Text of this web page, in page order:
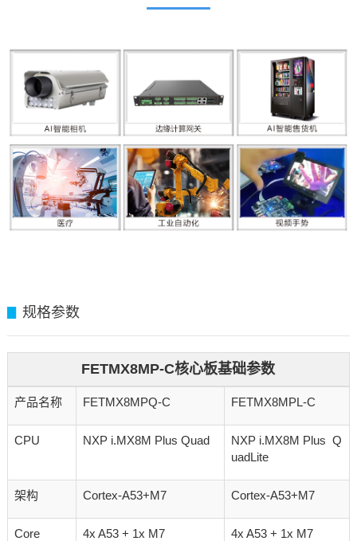
规格参数
FETMX8MP-C核心板基础参数
产品名称 FETMX8MPQ-C FETMX8MPL-C
CPU NXP i.MX8M Plus Quad
NXP i.MX8M Plus Q
uadLite
架构 Cortex-A53+M7 Cortex-A53+M7
Core 4x A53 + 1x M7 4x A53 + 1x M7